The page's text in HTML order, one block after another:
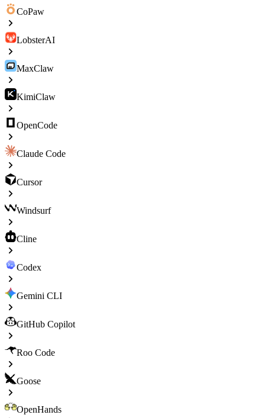
CoPaw
LobsterAI
MaxClaw
KimiClaw
OpenCode
Claude Code
Cursor
Windsurf
Cline
Codex
Gemini CLI
GitHub Copilot
Roo Code
Goose
OpenHands